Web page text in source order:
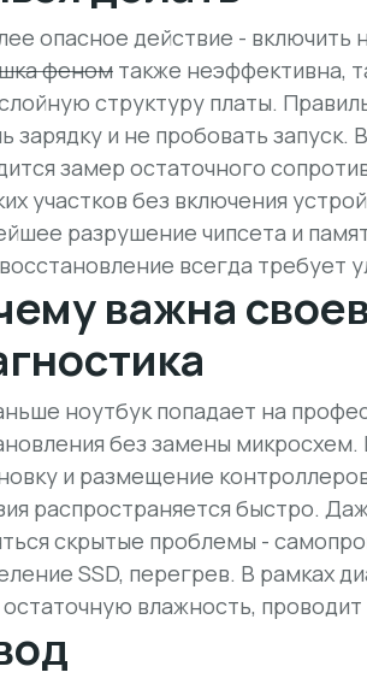
опасное действие - включить
феном также неэффективна,
структуру платы.
зарядку и не пробовать
замер остаточного
участков без включения
разрушение чипсета и
всегда требует
важна
ноутбук попадает на
без замены
и размещение
распространяется быстро.
скрытые проблемы -
SSD, перегрев. В рамках
остаточную влажность,